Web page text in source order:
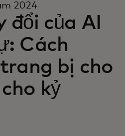
đổi mới
2024
đổi của AI
Cách
bị cho
kỷ